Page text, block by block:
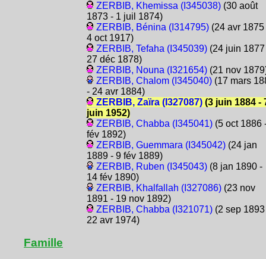
ZERBIB, Khemissa (I345038)(30 août
1873 - 1 juil 1874)
ZERBIB, Bénina (I314795)(24 avr 1875
4 oct 1917)
ZERBIB, Tefaha (I345039)(24 juin 1877
27 déc 1878)
ZERBIB, Nouna (I321654)(21 nov
ZERBIB, Chalom (I345040)(17 mars
- 24 avr 1884)
ZERBIB, Zaïra (I327087)(3 juin 1884 -
juin 1952)
ZERBIB, Chabba (I345041)(5 oct 1886
fév 1892)
ZERBIB, Guemmara (I345042)(24 jan
1889 - 9 fév 1889)
ZERBIB, Ruben (I345043)(8 jan 1890 -
14 fév 1890)
ZERBIB, Khalfallah (I327086)(23 nov
1891 - 19 nov 1892)
ZERBIB, Chabba (I321071)(2 sep 1893
22 avr 1974)
Famille